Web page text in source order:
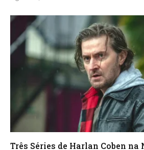
Três Séries de Harlan Coben